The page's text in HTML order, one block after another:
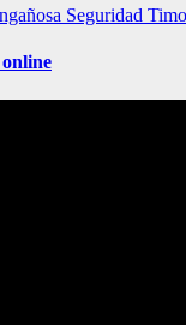
Seguridad